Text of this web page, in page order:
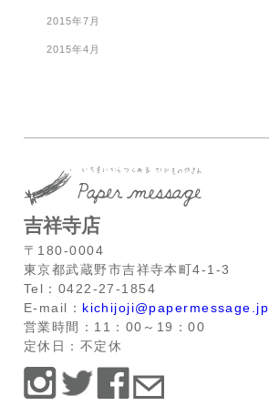
2015年7月
2015年4月
吉祥寺店
〒180-0004
東京都武蔵野市吉祥寺本町4-1-3
Tel：0422-27-1854
E-mail： kichijoji@papermessage.jp
営業時間：11：00～19：00
定休日：不定休